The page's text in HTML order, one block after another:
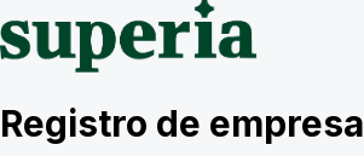
Registro de empresa